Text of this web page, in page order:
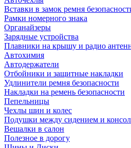
Вставки в замок ремня
Рамки номерного знака
Органайзеры
Зарядные устройства
Плавники на крышу и радио
Автохимия
Автодержатели
Отбойники и защитные накладки
Удлинители ремня безопасности
Накладки на ремень безопасности
Пепельницы
Чехлы шин и колес
Подушки между сидением и
Вешалки в салон
Полезное в дорогу